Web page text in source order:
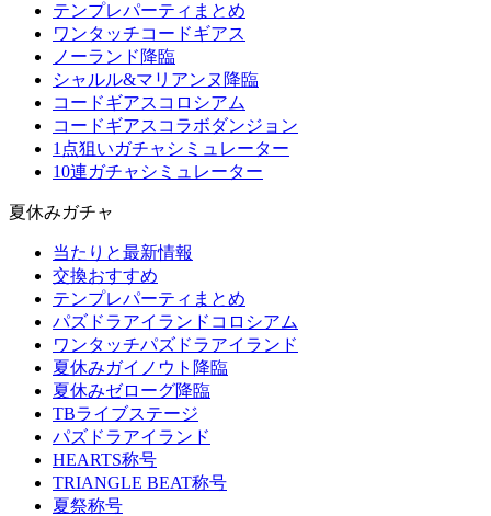
テンプレパーティまとめ
ワンタッチコードギアス
ノーランド降臨
シャルル&マリアンヌ降臨
コードギアスコロシアム
コードギアスコラボダンジョン
1点狙いガチャシミュレーター
10連ガチャシミュレーター
夏休みガチャ
当たりと最新情報
交換おすすめ
テンプレパーティまとめ
パズドラアイランドコロシアム
ワンタッチパズドラアイランド
夏休みガイノウト降臨
夏休みゼローグ降臨
TBライブステージ
パズドラアイランド
HEARTS称号
TRIANGLE BEAT称号
夏祭称号